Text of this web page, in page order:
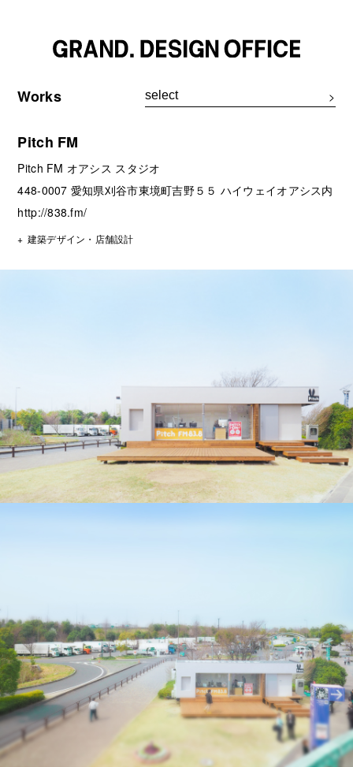
Works
Pitch FM
Pitch FM オアシス スタジオ
448-0007 愛知県刈谷市東境町吉野５５ ハイウェイオアシス内
http://838.fm/
建築デザイン・店舗設計